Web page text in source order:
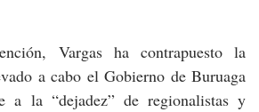
Vargas ha contrapuesto la
a cabo el Gobierno de Buruaga
a la “dejadez” de regionalistas y